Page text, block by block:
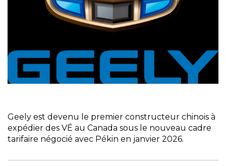
Geely est devenu le premier constructeur chinois à
expédier des VÉ au Canada sous le nouveau cadre
tarifaire négocié avec Pékin en janvier 2026.